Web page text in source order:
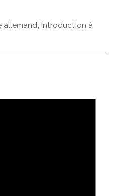
allemand, Introduction à